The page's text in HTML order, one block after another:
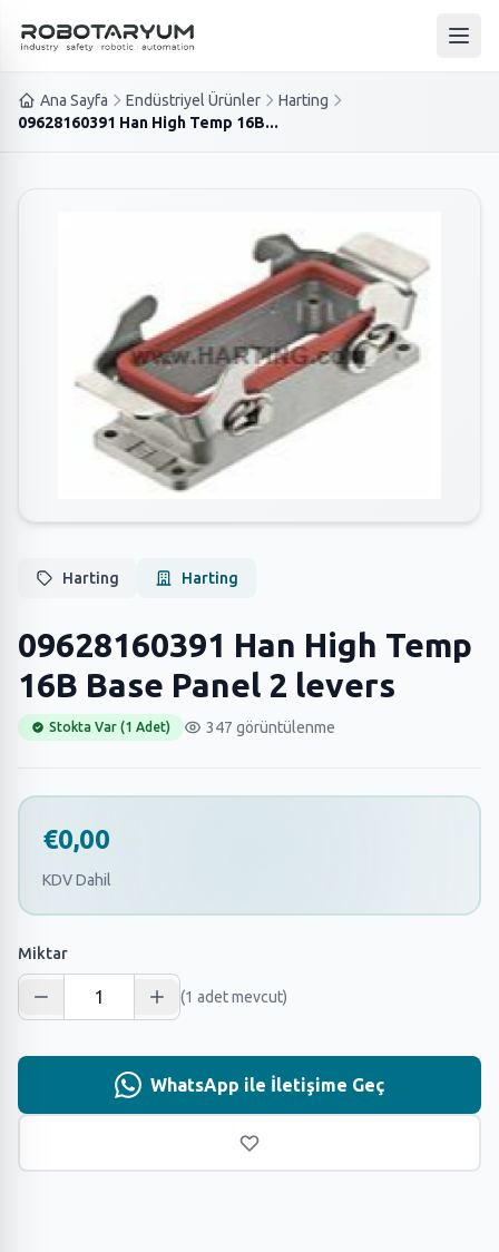
Ana içeriğe geç
Ana
Ana Sayfa Endüstriyel Ürünler
Harting
09628160391 Han High Temp 16B...
Harting Harting
09628160391 Han High Temp
16B Base Panel 2 levers
Stokta Var (1 Adet) 347 görüntülenme
€0,00
KDV Dahil
Miktar
(1 adet mevcut)
WhatsApp ile İletişime Geç